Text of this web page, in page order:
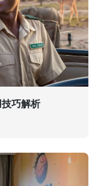
巧解析